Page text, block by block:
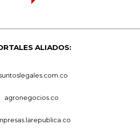
ALIADOS:
agronegocios.co